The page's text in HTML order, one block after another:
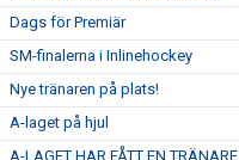
Dags för Premiär
SM-finalerna i Inlinehockey
Nye tränaren på plats!
A-laget på hjul
A-LAGET HAR FÅTT EN TRÄNARE